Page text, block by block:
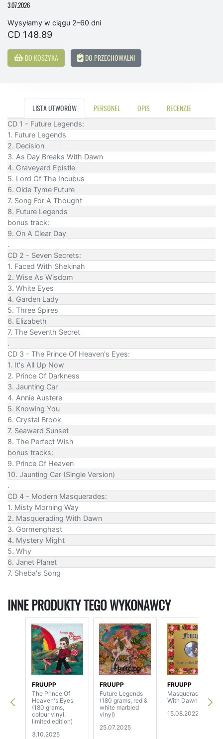
3.07.2026
Wysyłamy w ciągu 2–60 dni
CD 148.89
DO KOSZYKA DO PRZECHOWALNI
LISTA UTWORÓW PERSONEL OPIS RECENZJE
CD 1 - Future Legends:
1. Future Legends
2. Decision
3. As Day Breaks With Dawn
4. Graveyard Epistle
5. Lord Of The Incubus
6. Olde Tyme Future
7. Song For A Thought
8. Future Legends
bonus track:
9. On A Clear Day
.
CD 2 - Seven Secrets:
1. Faced With Shekinah
2. Wise As Wisdom
3. White Eyes
4. Garden Lady
5. Three Spires
6. Elizabeth
7. The Seventh Secret
.
CD 3 - The Prince Of Heaven's Eyes:
1. It's All Up Now
2. Prince Of Darkness
3. Jaunting Car
4. Annie Austere
5. Knowing You
6. Crystal Brook
7. Seaward Sunset
8. The Perfect Wish
bonus tracks:
9. Prince Of Heaven
10. Jaunting Car (Single Version)
.
CD 4 - Modern Masquerades:
1. Misty Morning Way
2. Masquerading With Dawn
3. Gormenghast
4. Mystery Might
5. Why
6. Janet Planet
7. Sheba's Song
INNE PRODUKTY TEGO WYKONAWCY
FRUUPP
The Prince Of
Heaven's Eyes
(180 grams,
colour vinyl,
limited edition)
3.10.2025
FRUUPP
Future Legends
(180 grams, red &
white marbled
vinyl)
25.07.2025
FRUUPP
Masquerading
With Dawn (2LP)
15.08.2022